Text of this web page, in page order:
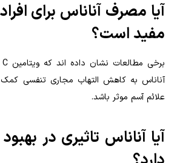
آیا مصرف آناناس برای
مفید است؟
آناناس به کاهش التهاب مجاری تنفسی
علائم آسم موثر باشد.
آیا آناناس تاثیری در